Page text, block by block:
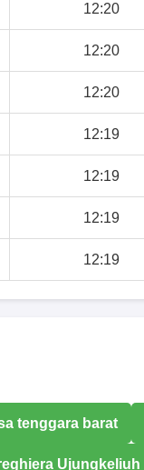
12:20
12:20
12:20
12:19
12:19
12:19
12:19
tenggara barat
Ujungkeliuh